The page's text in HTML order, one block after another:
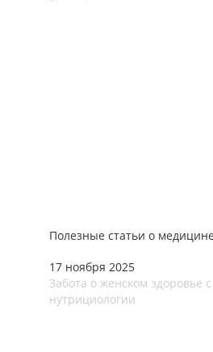
Полезные статьи о медицине
17 ноября 2025
Забота о женском здоровье
нутрициологии